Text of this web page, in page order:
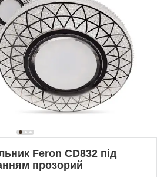
Feron CD832 під
прозорий